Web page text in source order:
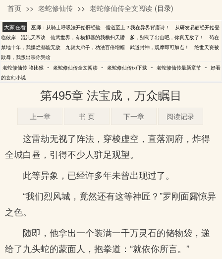
咯比猴
首页 >> 老蛇修仙传 >> 老蛇修仙传全文阅读 (目录)
大家在看 巫师：从骑士呼吸法开始肝经验 儒道至上？我在异界背唐诗！
从研发易筋经开始登
临彼岸
混沌天帝诀 仙武世界，有模拟器的我横扫天骄 爹，别苟了出山吧，你真无敌了！
苟在
禁地十年，我摆烂都能无敌
九叔大弟子，功法百倍增幅 武道封神，观摩即可加点！
绝世天资被
欺辱，我叛出宗你哭啥
老蛇修仙传 咯比猴 - 老蛇修仙传全文阅读 - 老蛇修仙传txt下载 - 老蛇修仙传最新章节 - 好看
的玄幻小说
第495章 法宝成，万众瞩目
上一章 书 页 下一章 阅读记录
这雷劫无视了阵法，穿梭虚空，直落洞府，炸得
全城白昼，引得不少人驻足观望。
此等异象，已经许多年未曾出现过了。
“我们烈风城，竟然还有这等神匠？”罗刚面露惊异
之色。
随即，他拿出一个装满一千万灵石的储物袋，递
给了九头蛇的蒙面人，抱拳道：“就依你所言。”